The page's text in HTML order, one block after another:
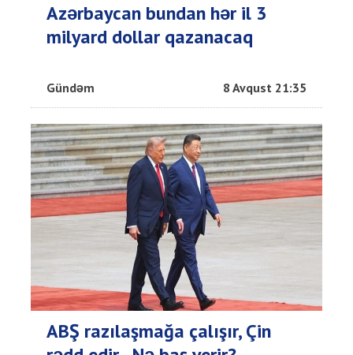
Azərbaycan bundan hər il 3
milyard dollar qazanacaq
Gündəm 8 Avqust 21:35
ABŞ razılaşmağa çalışır, Çin